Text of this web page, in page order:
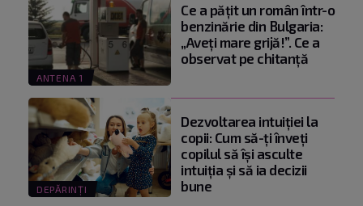
ANTENA 1
Ce a pățit un român într-o
benzinărie din Bulgaria:
„Aveți mare grijă!”. Ce a
observat pe chitanță
DEPĂRINȚI
Dezvoltarea intuiției la
copii: Cum să-ți înveți
copilul să își asculte
intuiția și să ia decizii
bune